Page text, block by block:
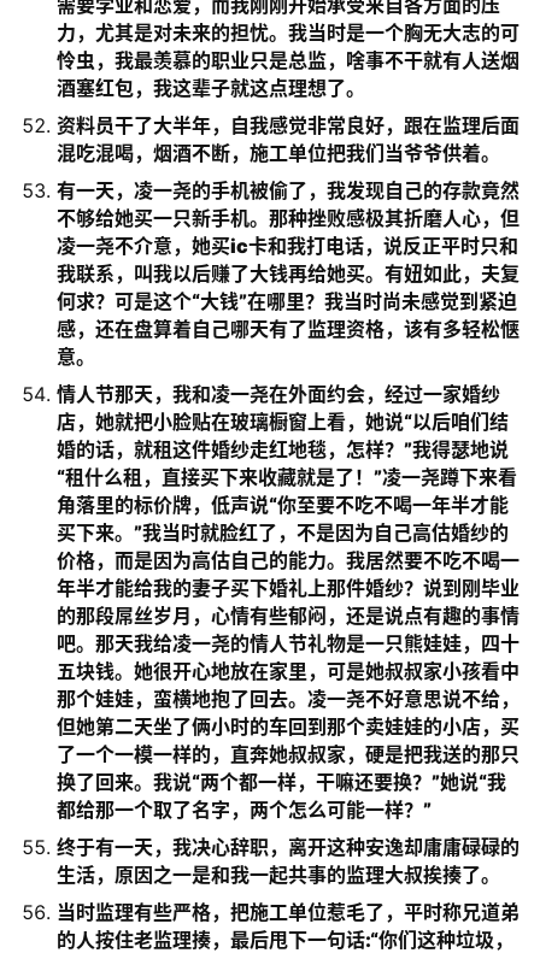
需要学业和恋爱，而我刚刚开始承受来自各方面的压
力，尤其是对未来的担忧。我当时是一个胸无大志的可
怜虫，我最羡慕的职业只是总监，啥事不干就有人送烟
酒塞红包，我这辈子就这点理想了。
资料员干了大半年，自我感觉非常良好，跟在监理后面
混吃混喝，烟酒不断，施工单位把我们当爷爷供着。
有一天，凌一尧的手机被偷了，我发现自己的存款竟然
不够给她买一只新手机。那种挫败感极其折磨人心，但
凌一尧不介意，她买ic卡和我打电话，说反正平时只和
我联系，叫我以后赚了大钱再给她买。有妞如此，夫复
何求？可是这个“大钱”在哪里？我当时尚未感觉到紧迫
感，还在盘算着自己哪天有了监理资格，该有多轻松惬
意。
情人节那天，我和凌一尧在外面约会，经过一家婚纱
店，她就把小脸贴在玻璃橱窗上看，她说“以后咱们结
婚的话，就租这件婚纱走红地毯，怎样？”我得瑟地说
“租什么租，直接买下来收藏就是了！”凌一尧蹲下来看
角落里的标价牌，低声说“你至要不吃不喝一年半才能
买下来。”我当时就脸红了，不是因为自己高估婚纱的
价格，而是因为高估自己的能力。我居然要不吃不喝一
年半才能给我的妻子买下婚礼上那件婚纱？说到刚毕业
的那段屌丝岁月，心情有些郁闷，还是说点有趣的事情
吧。那天我给凌一尧的情人节礼物是一只熊娃娃，四十
五块钱。她很开心地放在家里，可是她叔叔家小孩看中
那个娃娃，蛮横地抱了回去。凌一尧不好意思说不给，
但她第二天坐了俩小时的车回到那个卖娃娃的小店，买
了一个一模一样的，直奔她叔叔家，硬是把我送的那只
换了回来。我说“两个都一样，干嘛还要换？”她说“我
都给那一个取了名字，两个怎么可能一样？”
终于有一天，我决心辞职，离开这种安逸却庸庸碌碌的
生活，原因之一是和我一起共事的监理大叔挨揍了。
当时监理有些严格，把施工单位惹毛了，平时称兄道弟
的人按住老监理揍，最后甩下一句话:“你们这种垃圾，